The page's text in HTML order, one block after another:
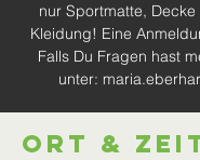
nur Sportmatte,
Kleidung! Eine
Falls Du Fragen hast
unter:
Ort &